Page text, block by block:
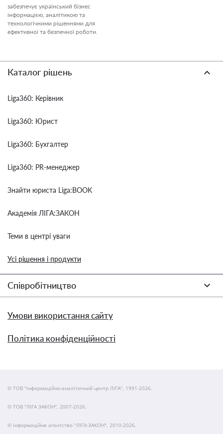
забезпечує український бізнес
інформацією, аналітикою та
технологічними рішеннями для
ефективної та безпечної роботи.
Каталог рішень
Liga360: Керівник
Liga360: Юрист
Liga360: Бухгалтер
Liga360: PR-менеджер
Знайти юриста Liga:BOOK
Академія ЛІГА:ЗАКОН
Теми в центрі уваги
Усі рішення і продукти
Співробітництво
Умови використання сайту
Політика конфіденційності
© ТОВ "інформаційно-аналітичний центр ЛІГА", 1991-2026.
© ТОВ "ЛІГА ЗАКОН", 2007-2026.
© Інформаційне агентство "ЛІГА:ЗАКОН", 2010-2026.